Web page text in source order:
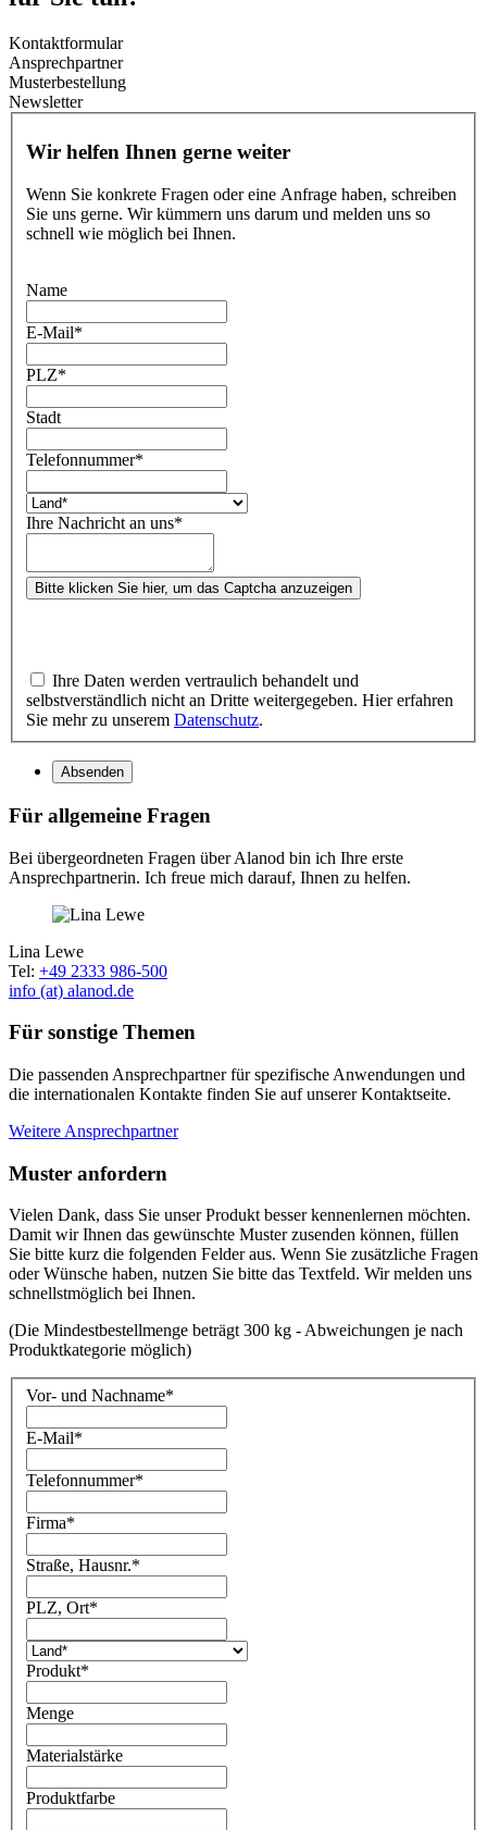
Kontaktformular
Ansprechpartner
Musterbestellung
Newsletter
Wir helfen Ihnen gerne weiter
Wenn Sie konkrete Fragen oder eine Anfrage haben, schreiben
Sie uns gerne. Wir kümmern uns darum und melden uns so
schnell wie möglich bei Ihnen.
Name
E-Mail*
PLZ*
Stadt
Telefonnummer*
Ihre Nachricht an uns*
Bitte klicken Sie hier, um das Captcha anzuzeigen
Ihre Daten werden vertraulich behandelt und
selbstverständlich nicht an Dritte weitergegeben. Hier erfahren
Sie mehr zu unserem Datenschutz.
Absenden
Für allgemeine Fragen
Bei übergeordneten Fragen über Alanod bin ich Ihre erste
Ansprechpartnerin. Ich freue mich darauf, Ihnen zu helfen.
Lina Lewe
Tel: +49 2333 986-500
info (at) alanod.de
Für sonstige Themen
Die passenden Ansprechpartner für spezifische Anwendungen und
die internationalen Kontakte finden Sie auf unserer Kontaktseite.
Weitere Ansprechpartner
Muster anfordern
Vielen Dank, dass Sie unser Produkt besser kennenlernen möchten.
Damit wir Ihnen das gewünschte Muster zusenden können, füllen
Sie bitte kurz die folgenden Felder aus. Wenn Sie zusätzliche Fragen
oder Wünsche haben, nutzen Sie bitte das Textfeld. Wir melden uns
schnellstmöglich bei Ihnen.
(Die Mindestbestellmenge beträgt 300 kg - Abweichungen je nach
Produktkategorie möglich)
Vor- und Nachname*
E-Mail*
Telefonnummer*
Firma*
Straße, Hausnr.*
PLZ, Ort*
Produkt*
Menge
Materialstärke
Produktfarbe